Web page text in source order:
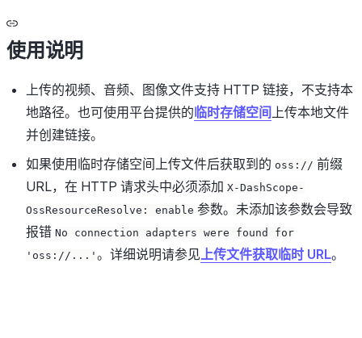
使用说明
上传的视频、音频、图像文件支持 HTTP 链接，不支持本
地路径。也可使用平台提供的临时存储空间上传本地文件
并创建链接。
如果使用临时存储空间上传文件后获取到的 oss:// 前缀
URL，在 HTTP 请求头中必须添加 X-DashScope-
OssResourceResolve: enable 参数。未添加该参数会导致
报错 No connection adapters were found for
'oss://...' 。详细说明请参见上传文件获取临时 URL。